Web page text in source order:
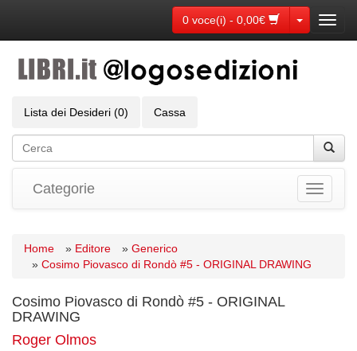
0 voce(i) - 0,00€ Toggle
Lista dei Desideri (0) Cassa
Toggle
Categorie
Home » Editore » Generico
» Cosimo Piovasco di Rondò #5 - ORIGINAL DRAWING
Cosimo Piovasco di Rondò #5 - ORIGINAL
DRAWING
Roger Olmos